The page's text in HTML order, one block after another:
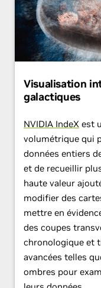
Visualisation
galactiques
NVIDIA IndeX est
volumétrique qui
données entiers
et de recueillir
haute valeur
modifier des
mettre en
des coupes
chronologique et
avancées telles
ombres pour